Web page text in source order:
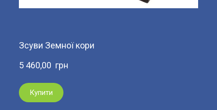
Зсуви Земної кори
5 460,00  грн
Купити